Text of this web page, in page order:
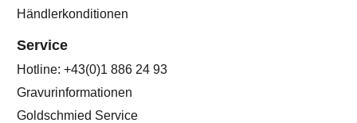
Händlerkonditionen
Service
Hotline: +43(0)1 886 24 93
Gravurinformationen
Goldschmied Service